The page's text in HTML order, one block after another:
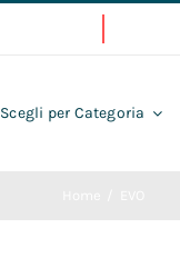
Scegli per Categoria